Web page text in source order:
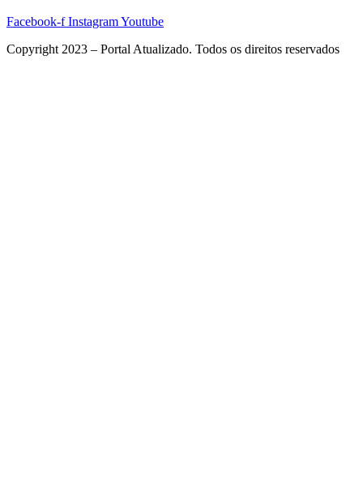
Facebook-f InstagramYoutube
Copyright 2023 – Portal Atualizado. Todos os direitos reservados